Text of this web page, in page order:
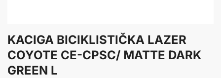
KACIGA BICIKLISTIČKA LAZER
COYOTE CE-CPSC/ MATTE DARK
GREEN L